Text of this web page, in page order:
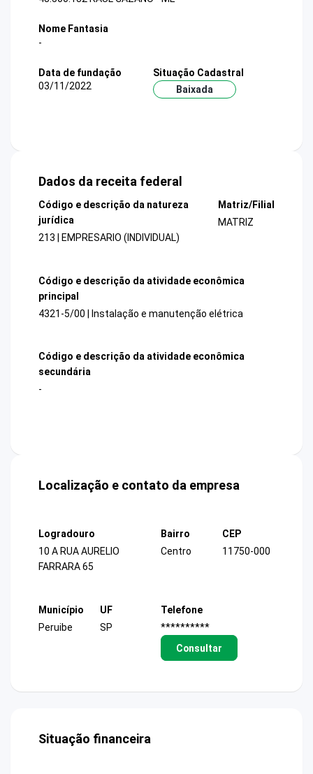
Nome Fantasia
-
Data de fundação
03/11/2022
Situação Cadastral
Baixada
Dados da receita federal
Código e descrição da natureza
jurídica
213 | EMPRESARIO (INDIVIDUAL)
Matriz/Filial
MATRIZ
Código e descrição da atividade econômica
principal
4321-5/00 | Instalação e manutenção elétrica
Código e descrição da atividade econômica
secundária
-
Localização e contato da empresa
Logradouro
10 A RUA AURELIO
FARRARA 65
Bairro
Centro
CEP
11750-000
Município
Peruibe
UF
SP
Telefone
**********
Consultar
Situação financeira